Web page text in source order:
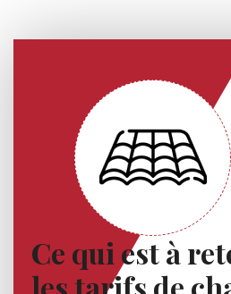
Ce qui est à
les tarifs de